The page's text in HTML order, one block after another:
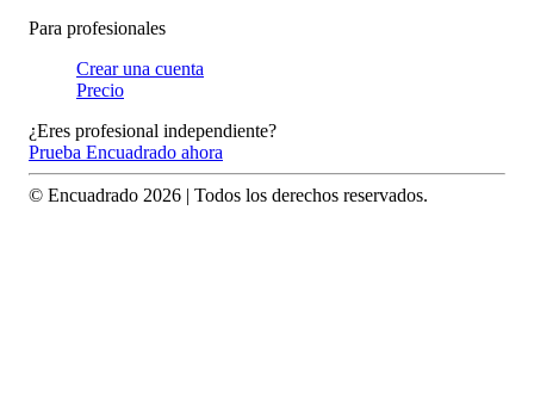
Para profesionales
Crear una cuenta
Precio
¿Eres profesional independiente?
Prueba Encuadrado ahora
© Encuadrado 2026 | Todos los derechos reservados.